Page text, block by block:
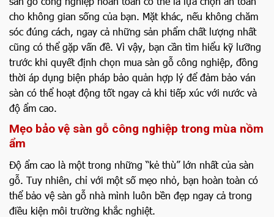
cho không gian sống của bạn. Mặt khác, nếu không chăm
sóc đúng cách, ngay cả những sản phẩm chất lượng nhất
cũng có thể gặp vấn đề. Vì vậy, bạn cần tìm hiểu kỹ lưỡng
trước khi quyết định chọn mua sàn gỗ công nghiệp, đồng
thời áp dụng biện pháp bảo quản hợp lý để đảm bảo ván
sàn có thể hoạt động tốt ngay cả khi tiếp xúc với nước và
độ ẩm cao.
Mẹo bảo vệ sàn gỗ công nghiệp trong mùa nồm
ẩm
Độ ẩm cao là một trong những “kẻ thù” lớn nhất của sàn
gỗ. Tuy nhiên, chỉ với một số mẹo nhỏ, bạn hoàn toàn có
thể bảo vệ sàn gỗ nhà mình luôn bền đẹp ngay cả trong
điều kiện môi trường khắc nghiệt.